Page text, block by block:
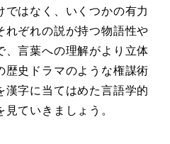
ではなく、いくつかの有力
れぞれの説が持つ物語性や
、言葉への理解がより立体
歴史ドラマのような権謀術
漢字に当てはめた言語学的
ていきましょう。